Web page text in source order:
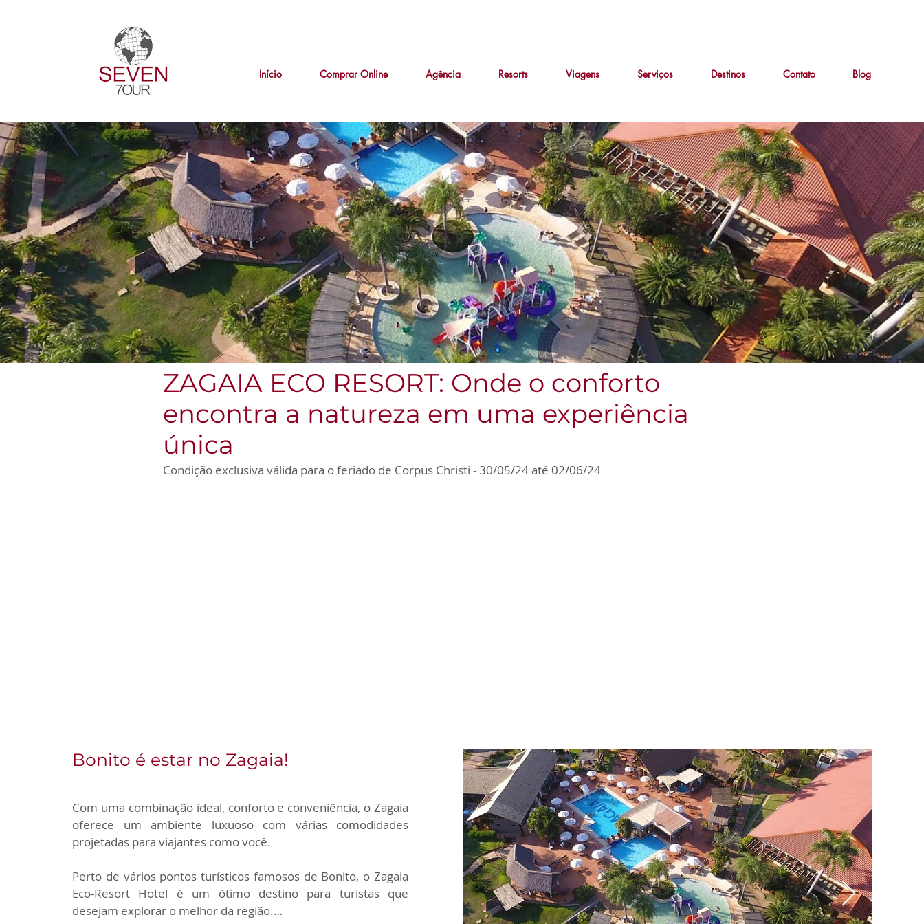
Início Comprar Online Agência Resorts Viagens Serviços Destinos Contato Blog
ZAGAIA ECO RESORT: Onde o conforto
encontra a natureza em uma experiência
única
Condição exclusiva válida para o feriado de Corpus Christi - 30/05/24 até 02/06/24
Bonito é estar no Zagaia!
Com uma combinação ideal, conforto e conveniência, o Zagaia
oferece um ambiente luxuoso com várias comodidades
projetadas para viajantes como você.
Perto de vários pontos turísticos famosos de Bonito, o Zagaia
Eco-Resort Hotel é um ótimo destino para turistas que
desejam explorar o melhor da região.